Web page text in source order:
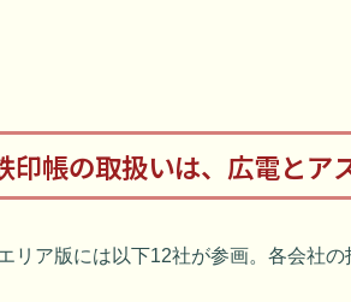
印帳の取扱いは、広電とア
リア版には以下12社が参画。各会社